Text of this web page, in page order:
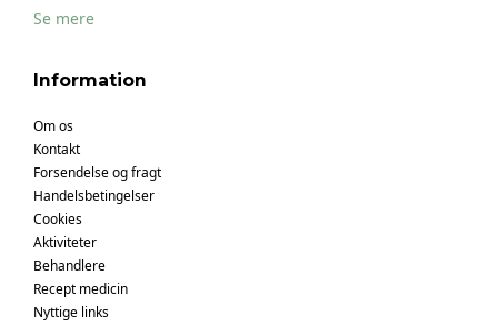
Se mere
Information
Om os
Kontakt
Forsendelse og fragt
Handelsbetingelser
Cookies
Aktiviteter
Behandlere
Recept medicin
Nyttige links